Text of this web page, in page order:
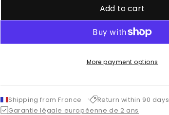
Add to cart
More payment options
Shipping from France
Return within 90 days
Garantie légale européenne de 2 ans